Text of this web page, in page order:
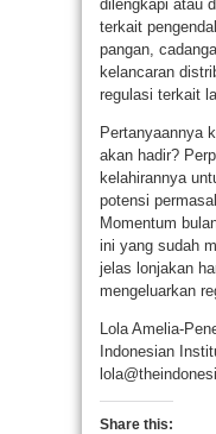
dilengkapi atau
terkait
pangan,
kelancaran
regulasi terkait
Pertanyaannya
akan hadir?
kelahirannya
potensi
Momentum
ini yang sudah
jelas lonjakan
mengeluarkan
Lola Amelia-
Indonesian
Share this: